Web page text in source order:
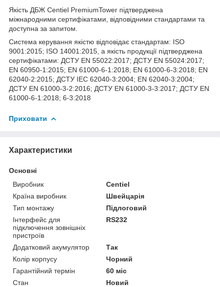
Якість ДБЖ Centiel PremiumTower підтверджена
міжнародними сертифікатами, відповідними стандартами та
доступна за запитом.
Система керування якістю відповідає стандартам: ISO
9001:2015; ISO 14001:2015, а якість продукції підтверджена
сертифікатами: ДСТУ EN 55022:2017; ДСТУ EN 55024:2017;
EN 60950-1:2015; EN 61000-6-1:2018; EN 61000-6-3:2018; EN
62040-2:2015; ДСТУ IEC 62040-3:2004; EN 62040-3:2004;
ДСТУ EN 61000-3-2:2016; ДСТУ EN 61000-3-3:2017; ДСТУ EN
61000-6-1:2018; 6-3:2018
Приховати
Характеристики
Основні
Виробник
Centiel
Країна виробник
Швейцарія
Тип монтажу
Підлоговий
Інтерфейс для
підключення зовнішніх
пристроїв
RS232
Додатковий акумулятор
Так
Колір корпусу
Чорний
Гарантійний термін
60 міс
Стан
Новий